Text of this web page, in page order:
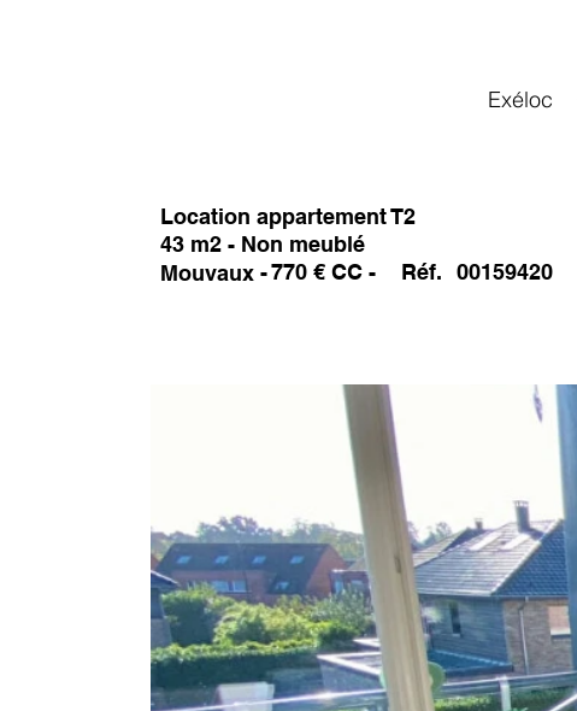
Exéloc
Location appartement T2
43 m2 - Non meublé
Mouvaux-770€ CC- Réf. 00159420